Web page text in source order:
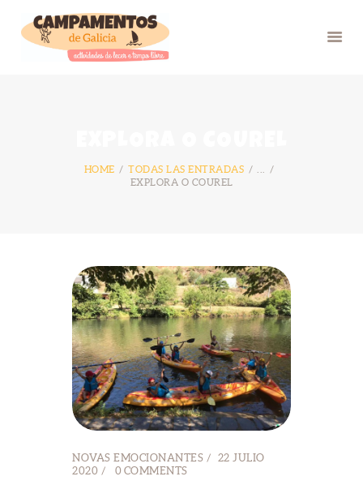
HOME TODAS LAS ENTRADAS
EXPLORA O COUREL
GRUPOS
CONTACTO
NOVAS EMOCIONANTES
22 JULIO
2020
0 COMMENTS